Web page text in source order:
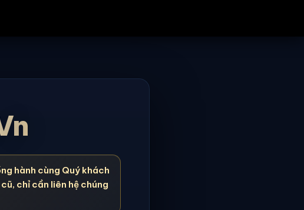
hành cùng Quý khách
chỉ cần liên hệ chúng